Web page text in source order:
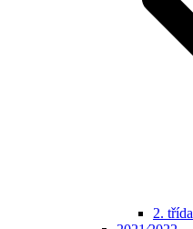
2. třída